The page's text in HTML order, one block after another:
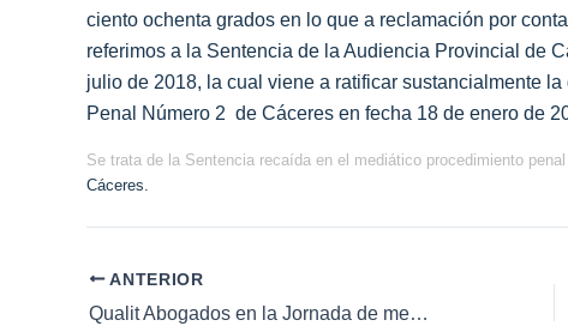
ciento ochenta grados en lo que a reclamación por
referimos a la Sentencia de la Audiencia Provincial de
julio de 2018, la cual viene a ratificar sustancialmente
Penal Número 2 de Cáceres en fecha 18 de enero de
Se trata de la Sentencia recaída en el mediático procedimiento
Cáceres.
ANTERIOR
Qualit Abogados en la Jornada de mediación del TSJ de Extremadura La Mediación Intrajudicial se implanta en la Ciudad de Córdoba